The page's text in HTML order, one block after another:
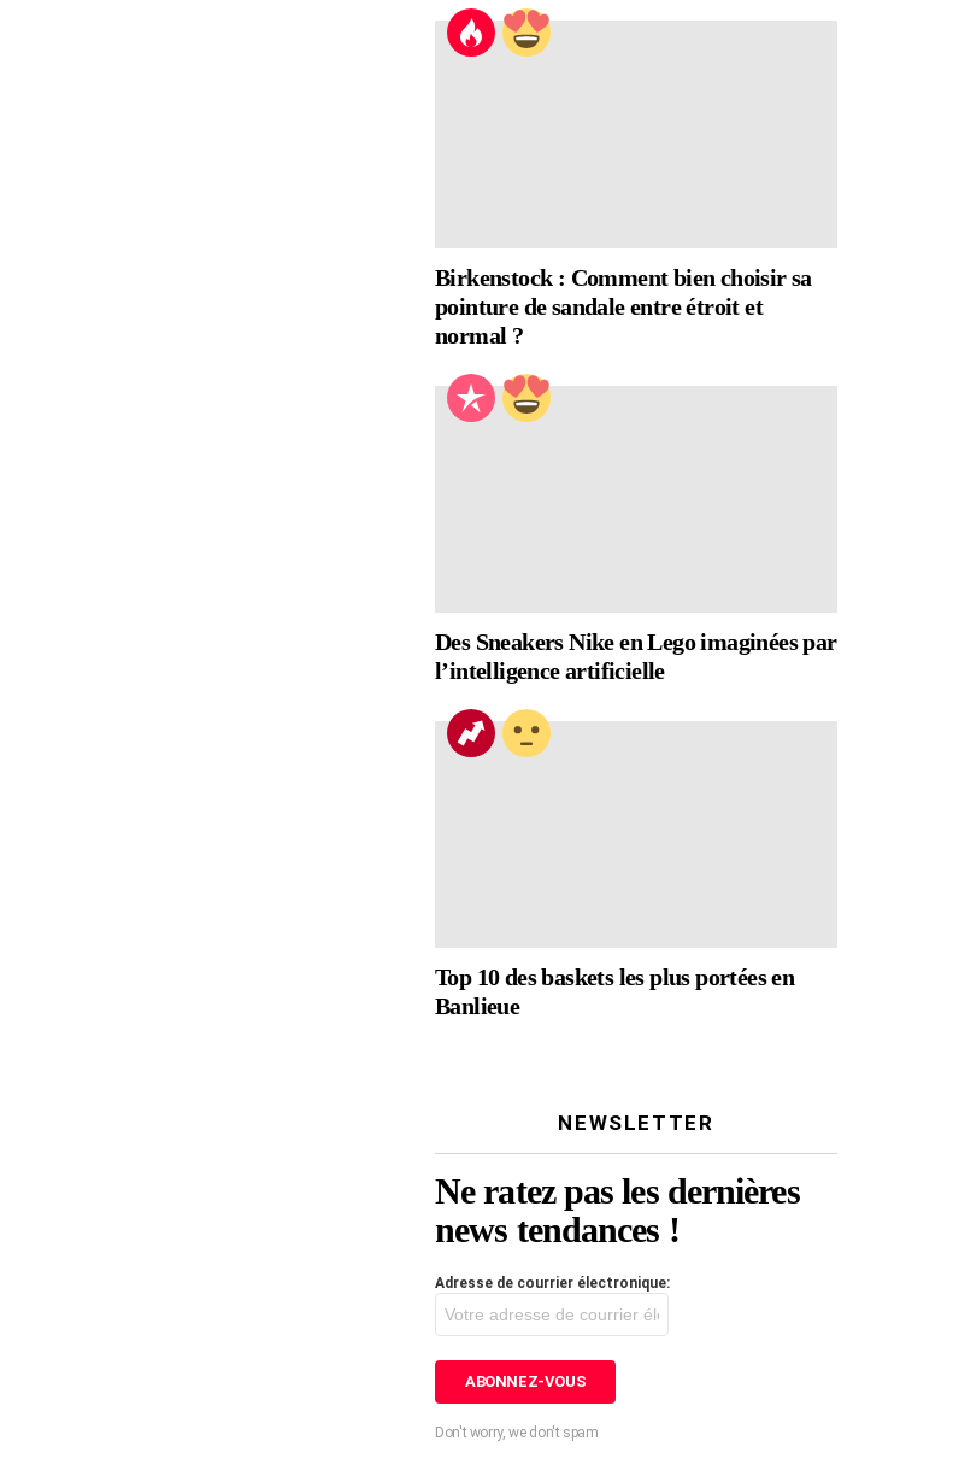
Birkenstock : Comment bien choisir sa
pointure de sandale entre étroit et
normal ?
Des Sneakers Nike en Lego imaginées par
l’intelligence artificielle
Top 10 des baskets les plus portées en
Banlieue
NEWSLETTER
Ne ratez pas les dernières
news tendances !
Adresse de courrier électronique:
Don't worry, we don't spam